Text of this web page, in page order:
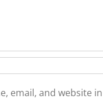
email, and website